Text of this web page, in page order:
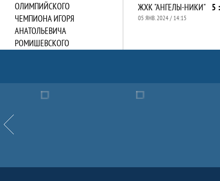
ОЛИМПИЙСКОГО
ЧЕМПИОНА ИГОРЯ
АНАТОЛЬЕВИЧА
РОМИШЕВСКОГО
ЖХК "АНГЕЛЫ-НИКИ" 5
05 ЯНВ. 2024 / 14:15
Назад
Партнёры